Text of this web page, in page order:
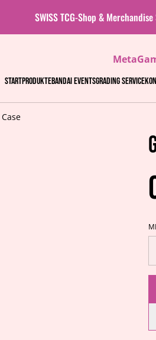
SWISS TCG-Shop &
StartProdukteBandai eventsGrading Service